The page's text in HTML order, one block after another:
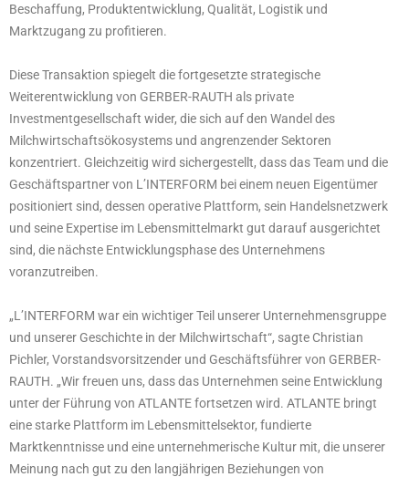
Beschaffung, Produktentwicklung, Qualität, Logistik und
Marktzugang zu profitieren.
Diese Transaktion spiegelt die fortgesetzte strategische
Weiterentwicklung von GERBER-RAUTH als private
Investmentgesellschaft wider, die sich auf den Wandel des
Milchwirtschaftsökosystems und angrenzender Sektoren
konzentriert. Gleichzeitig wird sichergestellt, dass das Team und die
Geschäftspartner von L’INTERFORM bei einem neuen Eigentümer
positioniert sind, dessen operative Plattform, sein Handelsnetzwerk
und seine Expertise im Lebensmittelmarkt gut darauf ausgerichtet
sind, die nächste Entwicklungsphase des Unternehmens
voranzutreiben.
„L’INTERFORM war ein wichtiger Teil unserer Unternehmensgruppe
und unserer Geschichte in der Milchwirtschaft“, sagte Christian
Pichler, Vorstandsvorsitzender und Geschäftsführer von GERBER-
RAUTH. „Wir freuen uns, dass das Unternehmen seine Entwicklung
unter der Führung von ATLANTE fortsetzen wird. ATLANTE bringt
eine starke Plattform im Lebensmittelsektor, fundierte
Marktkenntnisse und eine unternehmerische Kultur mit, die unserer
Meinung nach gut zu den langjährigen Beziehungen von